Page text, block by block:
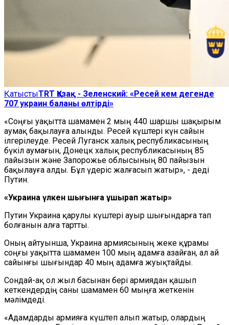
ҚатыстыTRT Қазақ - Зеленский: «Ресей кем дегенде
707 украин баланы өлтірді»
«Соңғы уақытта шамамен 2 мың 440 шаршы шақырым
аумақ бақылауға алынды. Ресей күштері күн сайын
ілгерілеуде. Ресей Луганск халық республикасының
бүкіл аумағын, Донецк халық республикасының 85
пайызын және Запорожье облысының 80 пайызын
бақылауға алды. Бұл үдеріс жалғасып жатыр», - деді
Путин.
«Украина үлкен шығынға ұшырап жатыр»
Путин Украина қарулы күштері ауыр шығындарға тап
болғанын алға тартты.
Оның айтуынша, Украина армиясының жеке құрамы
соңғы уақытта шамамен 100 мың адамға азайған, ал ай
сайынғы шығындар 40 мың адамға жуықтайды.
Сондай-ақ ол жыл басынан бері армиядан қашып
кеткендердің саны шамамен 60 мыңға жеткенін
мәлімдеді.
«Адамдарды армияға күштеп алып жатыр, олардың